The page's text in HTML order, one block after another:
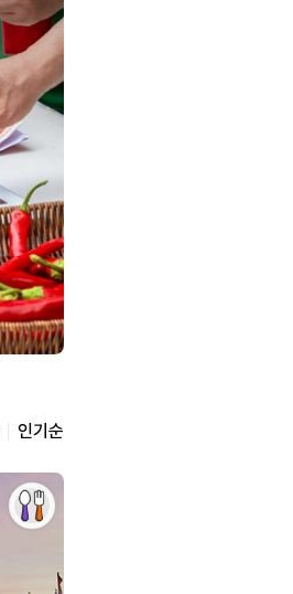
인기순